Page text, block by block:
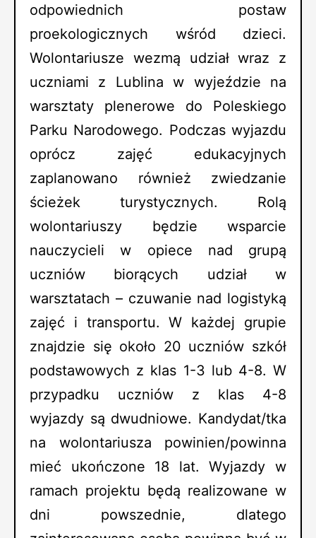
odpowiednich postaw
proekologicznych wśród dzieci.
Wolontariusze wezmą udział wraz z
uczniami z Lublina w wyjeździe na
warsztaty plenerowe do Poleskiego
Parku Narodowego. Podczas wyjazdu
oprócz zajęć edukacyjnych
zaplanowano również zwiedzanie
ścieżek turystycznych. Rolą
wolontariuszy będzie wsparcie
nauczycieli w opiece nad grupą
uczniów biorących udział w
warsztatach – czuwanie nad logistyką
zajęć i transportu. W każdej grupie
znajdzie się około 20 uczniów szkół
podstawowych z klas 1-3 lub 4-8. W
przypadku uczniów z klas 4-8
wyjazdy są dwudniowe. Kandydat/tka
na wolontariusza powinien/powinna
mieć ukończone 18 lat. Wyjazdy w
ramach projektu będą realizowane w
dni powszednie, dlatego